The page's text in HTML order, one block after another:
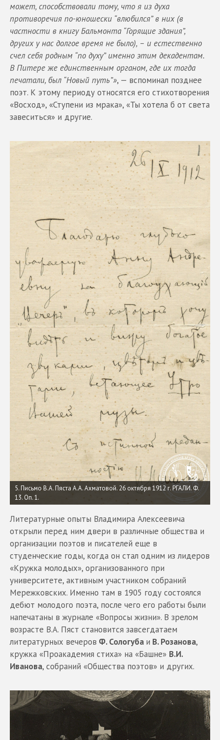
может, способствовали тому, что я из духа
противоречия по-юношески “влюбился” в них (в
частности в книгу Бальмонта “Горящие здания”,
других у нас долгое время не было), – и естественно
счел себя родным “по духу” именно этим декадентам.
В Питере же единственным органом, где их тогда
печатали, был “Новый путь”», — вспоминал позднее
поэт. К этому периоду относятся его стихотворения
«Восход», «Ступени из мрака», «Ты хотела б от света
завеситься» и другие.
5. Письмо В.А. Пяста А.А. Ахматовой. 26 октября 1912 г. РГАЛИ. Ф.
13. Оп. 1.
Литературные опыты Владимира Алексеевича
открыли перед ним двери в различные общества и
организации поэтов и писателей еще в
студенческие годы, когда он стал одним из лидеров
«Кружка молодых», организованного при
университете, активным участником собраний
Мережковских. Именно там в 1905 году состоялся
дебют молодого поэта, после чего его работы были
напечатаны в журнале «Вопросы жизни». В зрелом
возрасте В.А. Пяст становится завсегдатаем
литературных вечеров Ф. Сологуба и В. Розанова,
кружка «Проакадемия стиха» на «Башне» В.И.
Иванова, собраний «Общества поэтов» и других.